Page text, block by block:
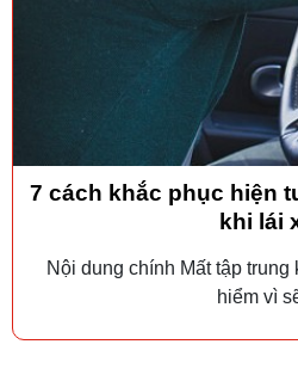
7 cách khắc phục hiện
khi lái
Nội dung chính Mất tập
hiểm vì